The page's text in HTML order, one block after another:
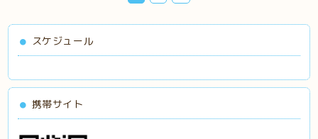
スケジュール
携帯サイト